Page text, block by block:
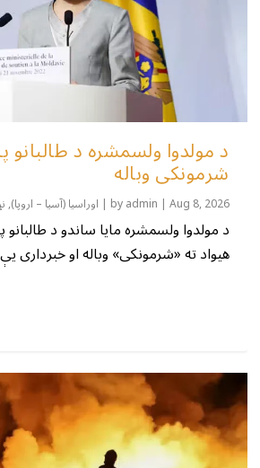
د مولدوا ولسمشره د
شرمونکی وباله
byadmin | Aug 8, 2026
| اوراسیا (آسیا – اروپا),
د مولدوا ولسمشره مایا ساندو د
هیواد ته «شرمونکی» وباله او خبرداری